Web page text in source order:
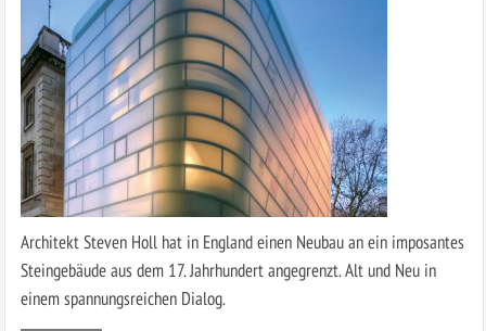
Architekt Steven Holl hat in England einen Neubau an ein imposantes
Steingebäude aus dem 17. Jahrhundert angegrenzt. Alt und Neu in
einem spannungsreichen Dialog.